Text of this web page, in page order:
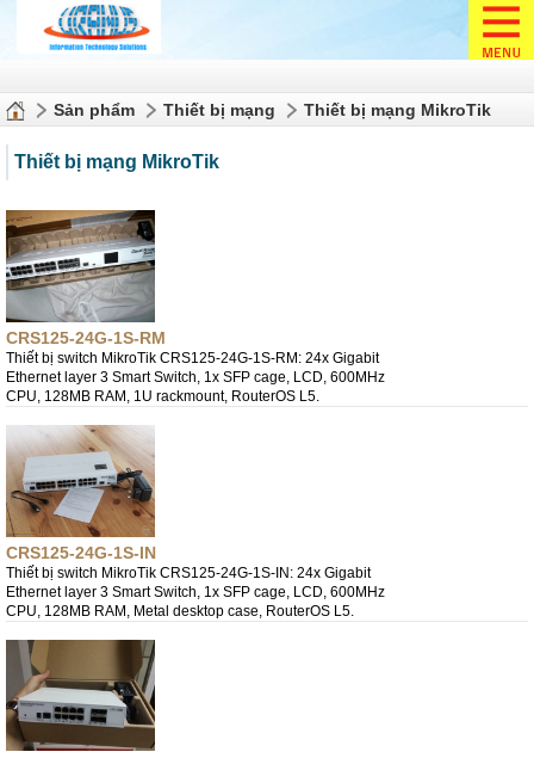
Sản phẩm Thiết bị mạng Thiết bị mạng MikroTik
Thiết bị mạng MikroTik
CRS125-24G-1S-RM
Thiết bị switch MikroTik CRS125-24G-1S-RM: 24x Gigabit
Ethernet layer 3 Smart Switch, 1x SFP cage, LCD, 600MHz
CPU, 128MB RAM, 1U rackmount, RouterOS L5.
CRS125-24G-1S-IN
Thiết bị switch MikroTik CRS125-24G-1S-IN: 24x Gigabit
Ethernet layer 3 Smart Switch, 1x SFP cage, LCD, 600MHz
CPU, 128MB RAM, Metal desktop case, RouterOS L5.